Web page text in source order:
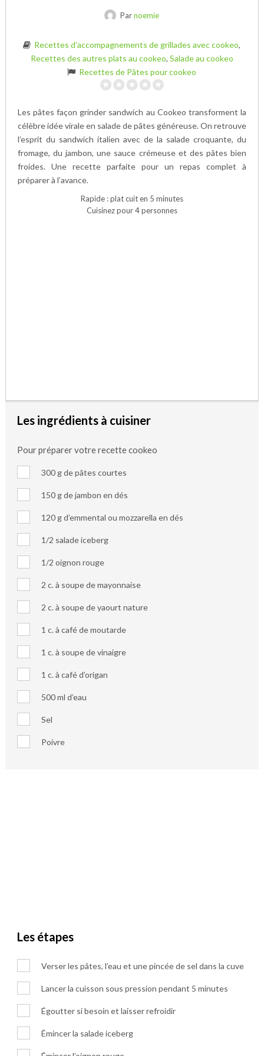
Parnoemie
Recettes d'accompagnements de grillades avec cookeo,
Recettes des autres plats au cookeo, Salade au cookeo
Recettes de Pâtes pour cookeo
Les pâtes façon grinder sandwich au Cookeo transforment la
célèbre idée virale en salade de pâtes généreuse. On retrouve
l’esprit du sandwich italien avec de la salade croquante, du
fromage, du jambon, une sauce crémeuse et des pâtes bien
froides. Une recette parfaite pour un repas complet à
préparer à l’avance.
Rapide : plat cuit en 5 minutes
Cuisinez pour 4 personnes
Les ingrédients à cuisiner
Pour préparer votre recette cookeo
300 g de pâtes courtes
150 g de jambon en dés
120 g d’emmental ou mozzarella en dés
1/2 salade iceberg
1/2 oignon rouge
2 c. à soupe de mayonnaise
2 c. à soupe de yaourt nature
1 c. à café de moutarde
1 c. à soupe de vinaigre
1 c. à café d’origan
500 ml d’eau
Sel
Poivre
Les étapes
Verser les pâtes, l’eau et une pincée de sel dans la cuve
Lancer la cuisson sous pression pendant 5 minutes
Égoutter si besoin et laisser refroidir
Émincer la salade iceberg